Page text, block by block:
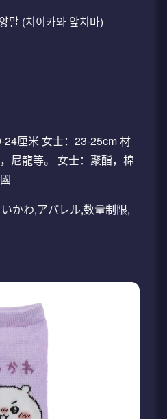
말 (치이카와 앞치마)
厘米 女士：23-25cm 材
尼龍等。 女士：聚酯，棉
かわ,アパレル,数量制限,